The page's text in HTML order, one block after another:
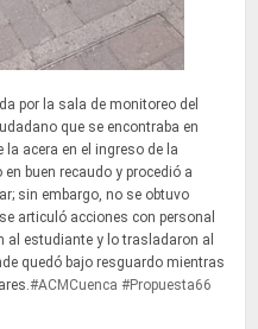
por la sala de monitoreo del
que se encontraba en
acera en el ingreso de la
buen recaudo y procedió a
sin embargo, no se obtuvo
articuló acciones con personal
al estudiante y lo trasladaron al
quedó bajo resguardo mientras
#ACMCuenca #Propuesta66